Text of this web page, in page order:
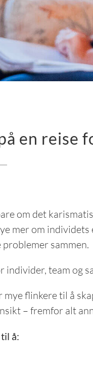
en reise
om det
mer om
sammen.
individer, team og
mye flinkere til å
– fremfor alt
å: